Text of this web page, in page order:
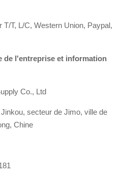
T/T, L/C, Western Union, Paypal,
de l'entreprise et information
Co., Ltd
secteur de Jimo, ville de
Chine